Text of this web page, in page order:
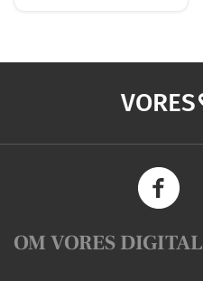
VORES
OM VORES DIGITAL